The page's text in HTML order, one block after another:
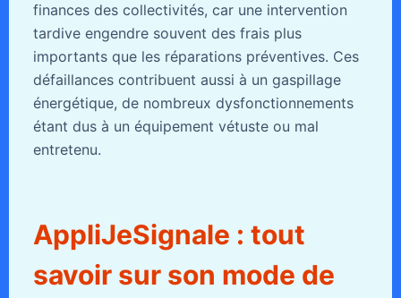
finances des collectivités, car une intervention
tardive engendre souvent des frais plus
importants que les réparations préventives. Ces
défaillances contribuent aussi à un gaspillage
énergétique, de nombreux dysfonctionnements
étant dus à un équipement vétuste ou mal
entretenu.
AppliJeSignale : tout
savoir sur son mode de